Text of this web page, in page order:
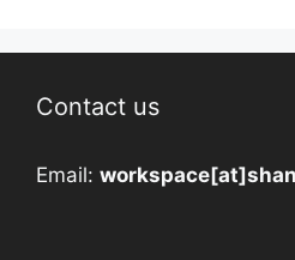
Contact us
Email: